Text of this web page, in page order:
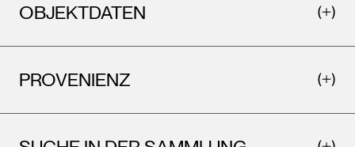
OBJEKTDATEN
PROVENIENZ